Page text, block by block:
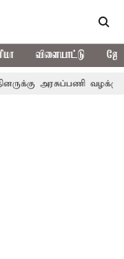
விளையாட்டு
அரசுப்பணி வழக்கு;